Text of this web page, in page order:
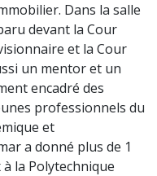
Dans la salle
devant la Cour
et la Cour
un mentor et un
encadré des
professionnels du
et
a donné plus de 1
la Polytechnique